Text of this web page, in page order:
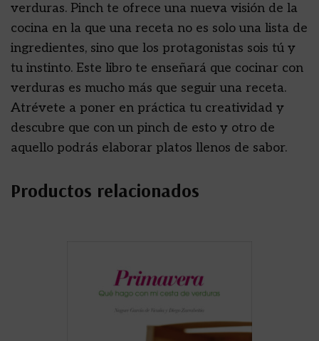
verduras. Pinch te ofrece una nueva visión de la
cocina en la que una receta no es solo una lista de
ingredientes, sino que los protagonistas sois tú y
tu instinto. Este libro te enseñará que cocinar con
verduras es mucho más que seguir una receta.
Atrévete a poner en práctica tu creatividad y
descubre que con un pinch de esto y otro de
aquello podrás elaborar platos llenos de sabor.
Productos relacionados